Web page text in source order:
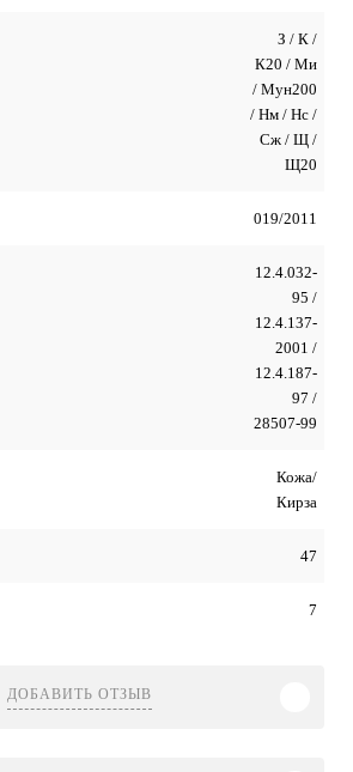
З / К /
К20 / Ми
/ Мун200
/ Нм / Нс /
Сж / Щ /
Щ20
019/2011
12.4.032-
95 /
12.4.137-
2001 /
12.4.187-
97 /
28507-99
Кожа/
Кирза
47
7
ДОБАВИТЬ ОТЗЫВ